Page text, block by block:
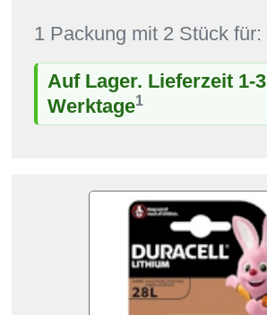
1 Packung mit 2 Stück für:
Auf Lager. Lieferzeit 1-3
Werktage1